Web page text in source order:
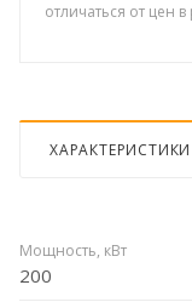
отличаться от цен
ХАРАКТЕРИСТИКИ
Мощность, кВт
200